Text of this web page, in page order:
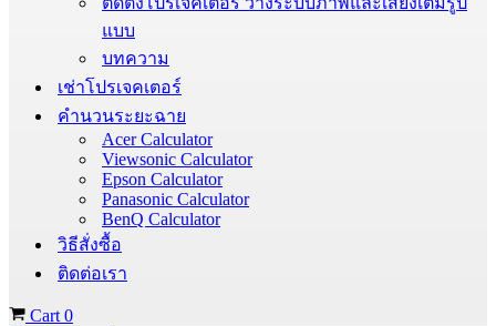
แบบ
บทความ
เช่าโปรเจคเตอร์
คำนวนระยะฉาย
Acer Calculator
Viewsonic Calculator
Epson Calculator
Panasonic Calculator
BenQ Calculator
วิธีสั่งซื้อ
ติดต่อเรา
Cart 0